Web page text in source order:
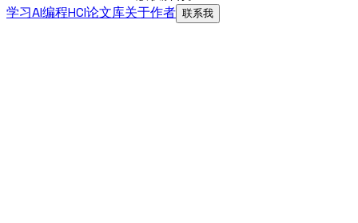
学习AI编程HCI论文库关于作者 联系我